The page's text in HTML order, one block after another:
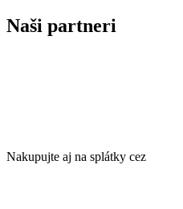
Naši partneri
Nakupujte aj na splátky cez